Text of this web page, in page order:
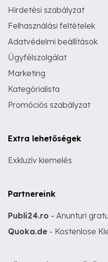
Hirdetési szabályzat
Felhasználási feltételek
Adatvédelmi beállítások
Ügyfélszolgálat
Marketing
Kategórialista
Promóciós szabályzat
Extra lehetőségek
Exkluzív kiemelés
Partnereink
Publi24.ro - Anunturi
Quoka.de - Kostenlose